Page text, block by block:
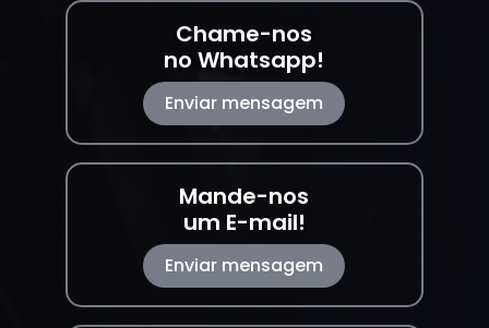
Chame-nos
no Whatsapp!
Enviar mensagem
Mande-nos
um E-mail!
Enviar mensagem